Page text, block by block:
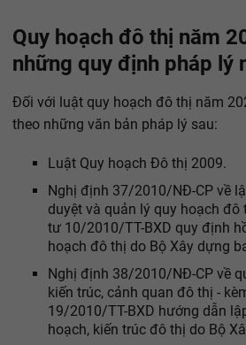
Quy hoạch đô thị năm
những quy định pháp lý
Đối với luật quy hoạch đô thị năm
theo những văn bản pháp lý sau:
Luật Quy hoạch Đô thị 2009.
Nghị định 37/2010/NĐ-CP về
duyệt và quản lý quy hoạch đô
tư 10/2010/TT-BXD quy định
hoạch đô thị do Bộ Xây dựng
Nghị định 38/2010/NĐ-CP về
kiến trúc, cảnh quan đô thị -
19/2010/TT-BXD hướng dẫn
hoạch, kiến trúc đô thị do Bộ